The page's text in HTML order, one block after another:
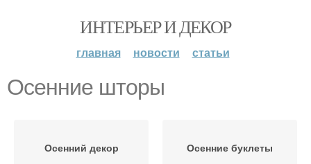
ИНТЕРЬЕР И ДЕКОР
главная новости статьи
Осенние шторы
Осенний декор Осенние буклеты